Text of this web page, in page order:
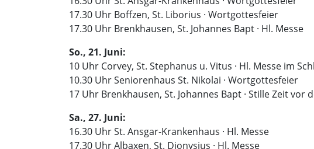
17.30 Uhr Boffzen, St. Liborius · Wortgottesfeier
17.30 Uhr Brenkhausen, St. Johannes Bapt · Hl. Messe
So., 21. Juni:
10 Uhr Corvey, St. Stephanus u. Vitus · Hl. Messe im
10.30 Uhr Seniorenhaus St. Nikolai · Wortgottesfeier
17 Uhr Brenkhausen, St. Johannes Bapt · Stille Zeit vor
Sa., 27. Juni:
16.30 Uhr St. Ansgar-Krankenhaus · Hl. Messe
17.30 Uhr Albaxen, St. Dionysius · Hl. Messe